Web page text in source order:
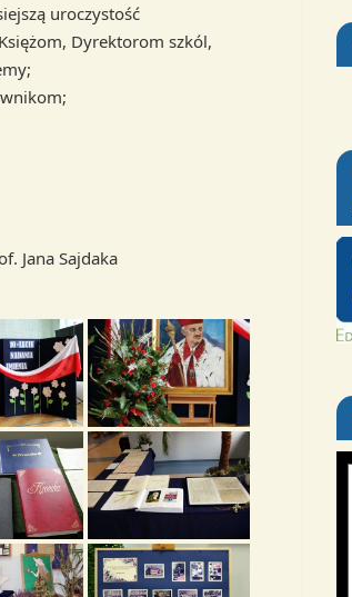
uroczystość
Dyrektorom szkól,
Jana Sajdaka